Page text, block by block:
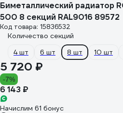
Биметаллический радиатор
500 8 секций RAL9016 89572
Код товара: 15836532
Количество секций
4 шт
6 шт 8 шт 10 шт
5 720 ₽
-7%
6 143 ₽
Начислим 61 бонус